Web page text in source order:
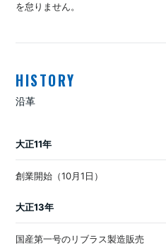
を怠りません。
HISTORY
沿革
大正11年
創業開始（10月1日）
大正13年
国産第一号のリブラス製造販売